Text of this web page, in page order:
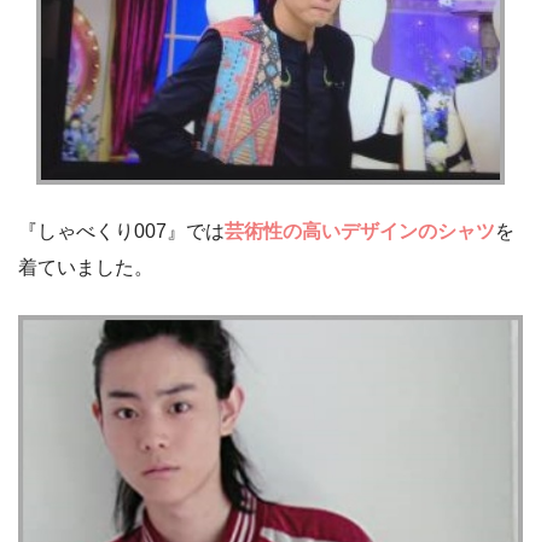
『しゃべくり007』では芸術性の高いデザインのシャツを
着ていました。